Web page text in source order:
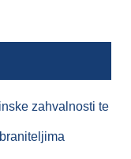
zahvalnosti te